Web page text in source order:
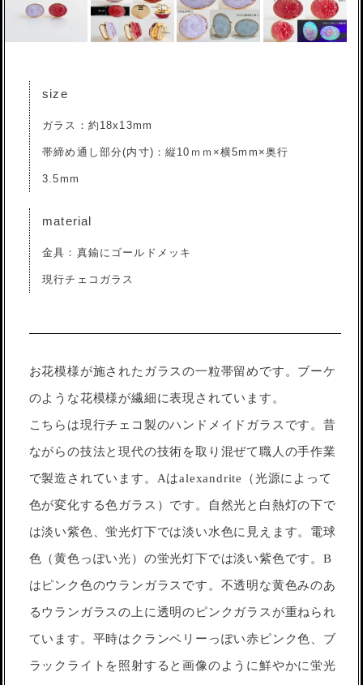
size
ガラス：約18x13mm
帯締め通し部分(内寸)：縦10ｍｍ×横5mm×奥行
3.5mm
material
金具：真鍮にゴールドメッキ
現行チェコガラス
お花模様が施されたガラスの一粒帯留めです。ブーケ
のような花模様が繊細に表現されています。
こちらは現行チェコ製のハンドメイドガラスです。昔
ながらの技法と現代の技術を取り混ぜて職人の手作業
で製造されています。Aはalexandrite（光源によって
色が変化する色ガラス）です。自然光と白熱灯の下で
は淡い紫色、蛍光灯下では淡い水色に見えます。電球
色（黄色っぽい光）の蛍光灯下では淡い紫色です。B
はピンク色のウランガラスです。不透明な黄色みのあ
るウランガラスの上に透明のピンクガラスが重ねられ
ています。平時はクランベリーっぽい赤ピンク色、ブ
ラックライトを照射すると画像のように鮮やかに蛍光